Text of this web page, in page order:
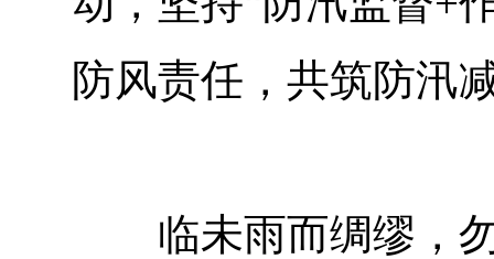
防风责任，共筑防汛
临未雨而绸缪，勿